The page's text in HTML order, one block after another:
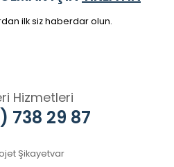
ilk siz haberdar olun.
Hizmetleri
738 29 87
Şikayetvar